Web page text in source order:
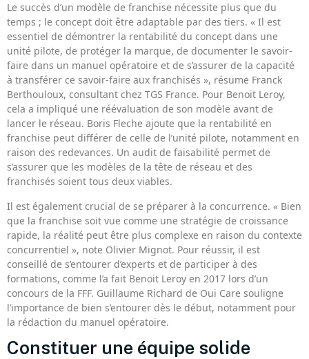
Le succès d’un modèle de franchise nécessite plus que du
temps ; le concept doit être adaptable par des tiers. « Il est
essentiel de démontrer la rentabilité du concept dans une
unité pilote, de protéger la marque, de documenter le savoir-
faire dans un manuel opératoire et de s’assurer de la capacité
à transférer ce savoir-faire aux franchisés », résume Franck
Berthouloux, consultant chez TGS France. Pour Benoit Leroy,
cela a impliqué une réévaluation de son modèle avant de
lancer le réseau. Boris Fleche ajoute que la rentabilité en
franchise peut différer de celle de l’unité pilote, notamment en
raison des redevances. Un audit de faisabilité permet de
s’assurer que les modèles de la tête de réseau et des
franchisés soient tous deux viables.
Il est également crucial de se préparer à la concurrence. « Bien
que la franchise soit vue comme une stratégie de croissance
rapide, la réalité peut être plus complexe en raison du contexte
concurrentiel », note Olivier Mignot. Pour réussir, il est
conseillé de s’entourer d’experts et de participer à des
formations, comme l’a fait Benoit Leroy en 2017 lors d’un
concours de la FFF. Guillaume Richard de Oui Care souligne
l’importance de bien s’entourer dès le début, notamment pour
la rédaction du manuel opératoire.
Constituer une équipe solide